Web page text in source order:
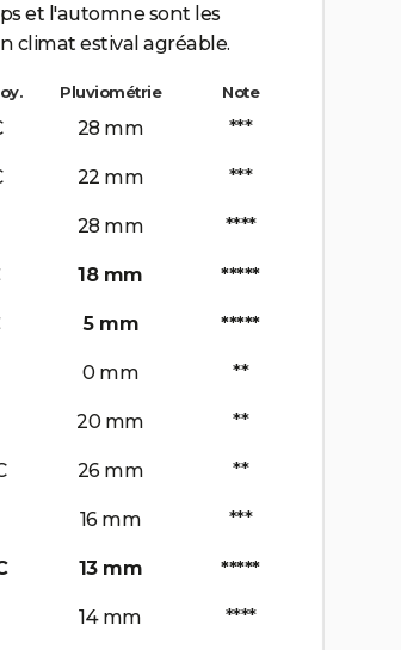
et l'automne sont les
climat estival agréable.
Pluviométrie Note
28 mm ***
22 mm ***
28 mm ****
18 mm *****
5 mm *****
0 mm **
20 mm **
26 mm **
16 mm ***
13 mm *****
14 mm ****